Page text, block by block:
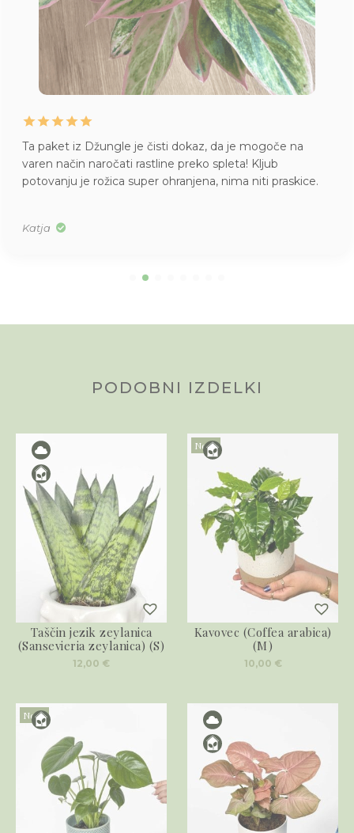
Ta paket iz Džungle je čisti dokaz, da je mogoče na
varen način naročati rastline preko spleta! Kljub
potovanju je rožica super ohranjena, nima niti praskice.
Katja
PODOBNI IZDELKI
Taščin jezik zeylanica
(Sansevieria zeylanica) (S)
12,00 €
Novo
Kavovec (Coffea arabica)
(M)
10,00 €
Novo